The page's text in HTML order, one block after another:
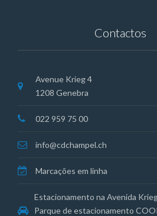
Contactos
Avenue Krieg 4
1208 Genebra
022 959 75 00
info@cdchampel.ch
Marcações em linha
Estacionamento na Avenida
Parque de estacionamento